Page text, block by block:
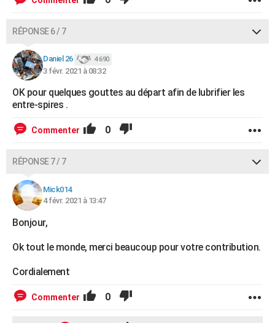
RÉPONSE 6 / 7
Daniel 26 4 690
3 févr. 2021 à 08:32
OK pour quelques gouttes au départ afin de lubrifier les
entre-spires .
Commenter 0
RÉPONSE 7 / 7
Mick014
4 févr. 2021 à 13:47
Bonjour,
Ok tout le monde, merci beaucoup pour votre contribution.
Cordialement
Commenter 0